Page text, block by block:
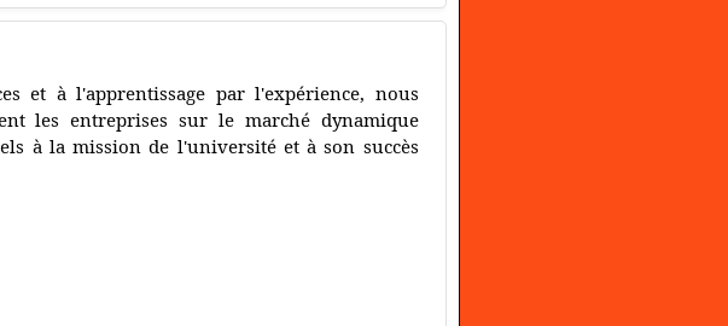
et à l'apprentissage par l'expérience, nous
les entreprises sur le marché dynamique
à la mission de l'université et à son succès